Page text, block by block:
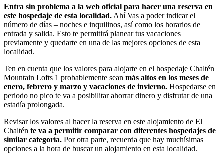
Entra sin problema a la web oficial para hacer una reserva en
este hospedaje de esta localidad. Ahí Vas a poder indicar el
número de días – noches e inquilinos, así como los horarios de
entrada y salida. Esto te permitirá planear tus vacaciones
previamente y quedarte en una de las mejores opciones de esta
localidad.
Ten en cuenta que los valores para alojarte en el hospedaje Chaltén
Mountain Lofts 1 probablemente sean más altos en los meses de
enero, febrero y marzo y vacaciones de invierno. Hospedarse en
periodo no pico te va a posibilitar ahorrar dinero y disfrutar de una
estadía prolongada.
Revisar los valores al hacer la reserva en este alojamiento de El
Chaltén te va a permitir comparar con diferentes hospedajes de
similar categoría. Por otra parte, recuerda que hay muchísimas
opciones a la hora de buscar un alojamiento en esta localidad.